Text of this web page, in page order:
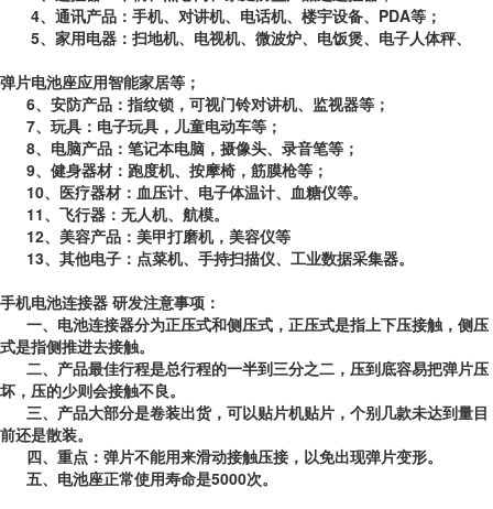
4、 通讯产品：手机、对讲机、电话机、楼宇设备、 PDA等；
5、 家用电器：扫地机、电视机、微波炉、电饭煲、电子人体秤、
弹片电池座应用智能家居等；
6、 安防产品：指纹锁，可视门铃对讲机、监视器等；
7、 玩具：电子玩具，儿童电动车等；
8、 电脑产品：笔记本电脑，摄像头、录音笔等；
9、 健身器材：跑度机、按摩椅，筋膜枪等；
10、 医疗器材：血压计、电子体温计、血糖仪等。
11、 飞行器：无人机、航模。
12、 美容产品：美甲打磨机，美容仪等
13、 其他电子：点菜机、手持扫描仪、工业数据采集器。
手机电池连接器 研发注意事项：
一、 电池连接器分为正压式和侧压式，正压式是指上下压接触，侧压
式是指侧推进去接触。
二、 产品最佳行程是总行程的一半到三分之二，压到底容易把弹片压
坏，压的少则会接触不良。
三、 产品大部分是卷装出货，可以贴片机贴片，个别几款未达到量目
前还是散装。
四、 重点：弹片不能用来滑动接触压接，以免出现弹片变形。
五、 电池座正常使用寿命是5000次。